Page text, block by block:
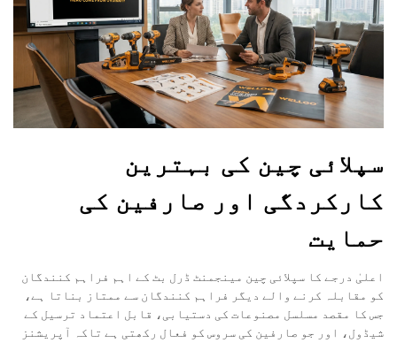
سپلائی چین کی بہترین
کارکردگی اور صارفین کی
حمایت
اعلیٰ درجے کا سپلائی چین مینجمنٹ ڈرل بٹ کے اہم فراہم کنندگان
کو مقابلہ کرنے والے دیگر فراہم کنندگان سے ممتاز بناتا ہے،
جس کا مقصد مسلسل مصنوعات کی دستیابی، قابل اعتماد ترسیل کے
شیڈول، اور جو صارفین کی سروس کو فعال رکھتی ہے تاکہ آپریشنز